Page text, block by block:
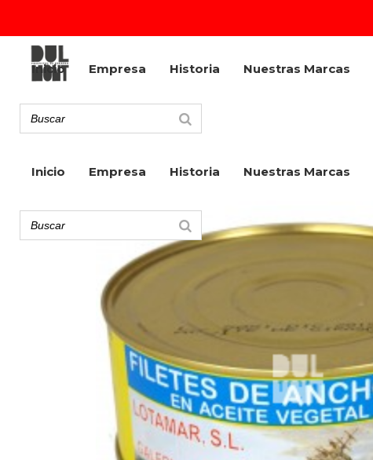
Inicio Empresa Historia Nuestras Marcas
Inicio Empresa Historia Nuestras Marcas